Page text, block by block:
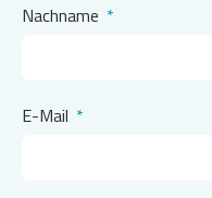
Nachname
E-Mail